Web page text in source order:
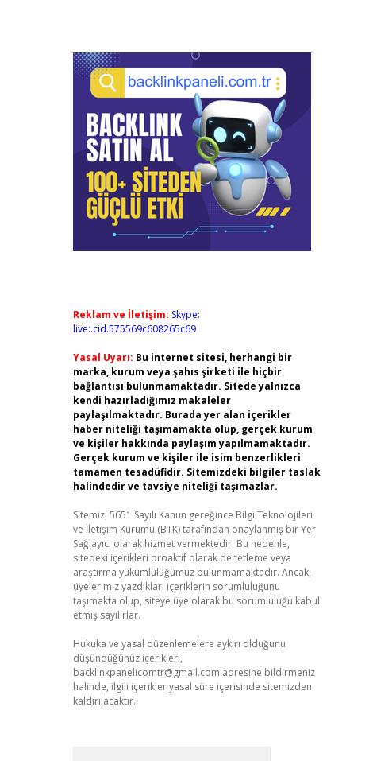
Reklam ve İletişim: Skype:
live:.cid.575569c608265c69
Yasal Uyarı: Bu internet sitesi, herhangi bir
marka, kurum veya şahıs şirketi ile hiçbir
bağlantısı bulunmamaktadır. Sitede yalnızca
kendi hazırladığımız makaleler
paylaşılmaktadır. Burada yer alan içerikler
haber niteliği taşımamakta olup, gerçek kurum
ve kişiler hakkında paylaşım yapılmamaktadır.
Gerçek kurum ve kişiler ile isim benzerlikleri
tamamen tesadüfidir. Sitemizdeki bilgiler taslak
halindedir ve tavsiye niteliği taşımazlar.
Sitemiz, 5651 Sayılı Kanun gereğince Bilgi Teknolojileri
ve İletişim Kurumu (BTK) tarafından onaylanmış bir Yer
Sağlayıcı olarak hizmet vermektedir. Bu nedenle,
sitedeki içerikleri proaktif olarak denetleme veya
araştırma yükümlülüğümüz bulunmamaktadır. Ancak,
üyelerimiz yazdıkları içeriklerin sorumluluğunu
taşımakta olup, siteye üye olarak bu sorumluluğu kabul
etmiş sayılırlar.
Hukuka ve yasal düzenlemelere aykırı olduğunu
düşündüğünüz içerikleri,
backlinkpanelicomtr@gmail.com adresine bildirmeniz
halinde, ilgili içerikler yasal süre içerisinde sitemizden
kaldırılacaktır.